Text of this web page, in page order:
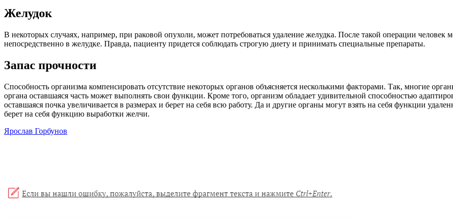
Желудок
В некоторых случаях, например, при раковой опухоли, может потребоваться удаление желудка. После такой операции
непосредственно в желудке. Правда, пациенту придется соблюдать строгую диету и принимать специальные препараты.
Запас прочности
Способность организма компенсировать отсутствие некоторых органов объясняется несколькими факторами. Так, многие
органа оставшаяся часть может выполнять свои функции. Кроме того, организм обладает удивительной способностью
оставшаяся почка увеличивается в размерах и берет на себя всю работу. Да и другие органы могут взять на себя функции
берет на себя функцию выработки желчи.
Ярослав Горбунов